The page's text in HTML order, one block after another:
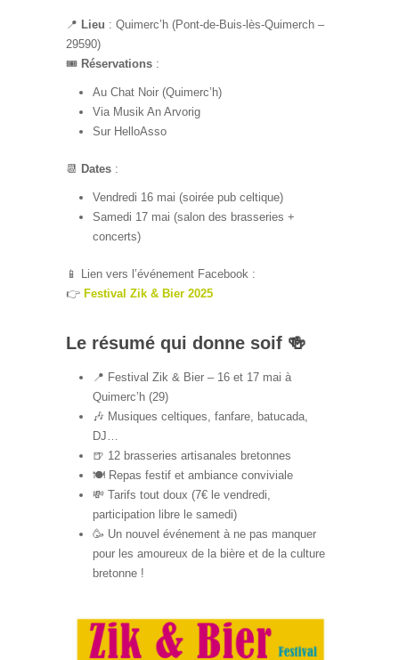
📍 Lieu : Quimerc’h (Pont-de-Buis-lès-Quimerch –
29590)
🎟️ Réservations :
Au Chat Noir (Quimerc’h)
Via Musik An Arvorig
Sur HelloAsso
📆 Dates :
Vendredi 16 mai (soirée pub celtique)
Samedi 17 mai (salon des brasseries +
concerts)
📱 Lien vers l’événement Facebook :
👉 Festival Zik & Bier 2025
Le résumé qui donne soif 🍻
📍 Festival Zik & Bier – 16 et 17 mai à
Quimerc’h (29)
🎶 Musiques celtiques, fanfare, batucada,
DJ…
🍺 12 brasseries artisanales bretonnes
🍽️ Repas festif et ambiance conviviale
💸 Tarifs tout doux (7€ le vendredi,
participation libre le samedi)
🥳 Un nouvel événement à ne pas manquer
pour les amoureux de la bière et de la culture
bretonne !